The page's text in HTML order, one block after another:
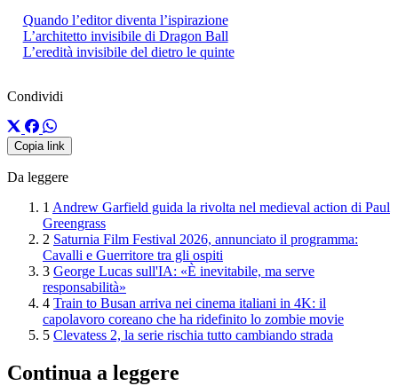
Quando l’editor diventa l’ispirazione
L’architetto invisibile di Dragon Ball
L’eredità invisibile del dietro le quinte
Condividi
Copia link
Da leggere
1 Andrew Garfield guida la rivolta nel medieval action di Paul
Greengrass
2 Saturnia Film Festival 2026, annunciato il programma:
Cavalli e Guerritore tra gli ospiti
3 George Lucas sull'IA: «È inevitabile, ma serve
responsabilità»
4 Train to Busan arriva nei cinema italiani in 4K: il
capolavoro coreano che ha ridefinito lo zombie movie
5 Clevatess 2, la serie rischia tutto cambiando strada
Continua a leggere